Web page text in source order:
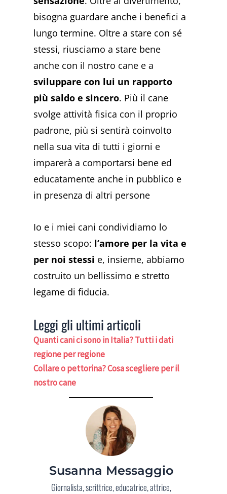
bisogna guardare anche i benefici a
lungo termine. Oltre a stare con sé
stessi, riusciamo a stare bene
anche con il nostro cane e a
sviluppare con lui un rapporto
più saldo e sincero. Più il cane
svolge attività fisica con il proprio
padrone, più si sentirà coinvolto
nella sua vita di tutti i giorni e
imparerà a comportarsi bene ed
educatamente anche in pubblico e
in presenza di altri persone
Io e i miei cani condividiamo lo
stesso scopo: l’amore per la vita e
per noi stessi e, insieme, abbiamo
costruito un bellissimo e stretto
legame di fiducia.
Leggi gli ultimi articoli
Quanti cani ci sono in Italia? Tutti i dati
regione per regione
Collare o pettorina? Cosa scegliere per il
nostro cane
Susanna Messaggio
Giornalista, scrittrice, educatrice, attrice,